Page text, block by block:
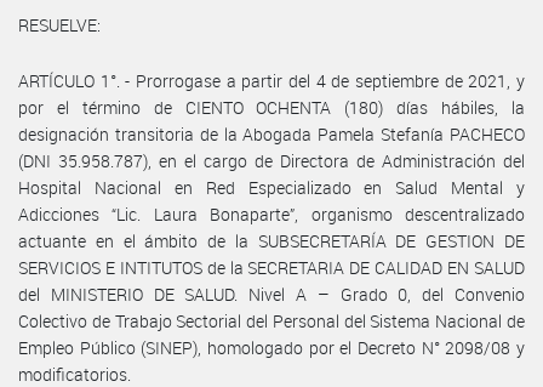
RESUELVE:
ARTÍCULO 1°. - Prorrogase a partir del 4 de septiembre de 2021, y
por el término de CIENTO OCHENTA (180) días hábiles, la
designación transitoria de la Abogada Pamela Stefanía PACHECO
(DNI 35.958.787), en el cargo de Directora de Administración del
Hospital Nacional en Red Especializado en Salud Mental y
Adicciones “Lic. Laura Bonaparte”, organismo descentralizado
actuante en el ámbito de la SUBSECRETARÍA DE GESTION DE
SERVICIOS E INTITUTOS de la SECRETARIA DE CALIDAD EN SALUD
del MINISTERIO DE SALUD. Nivel A – Grado 0, del Convenio
Colectivo de Trabajo Sectorial del Personal del Sistema Nacional de
Empleo Público (SINEP), homologado por el Decreto N° 2098/08 y
modificatorios.